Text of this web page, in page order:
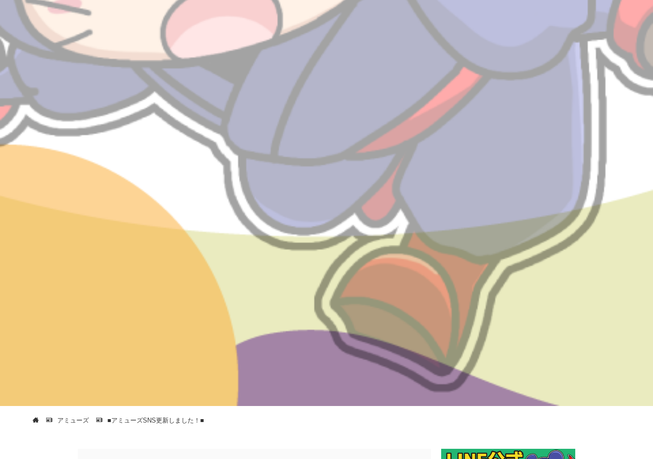
アミューズ ■アミューズSNS更新しました！■